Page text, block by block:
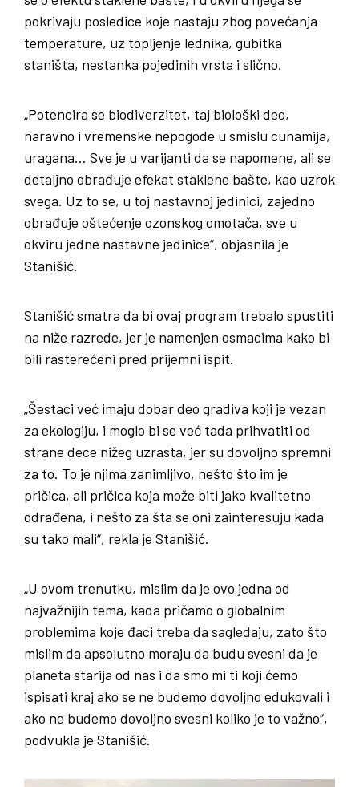
pokrivaju posledice koje nastaju zbog povećanja
temperature, uz topljenje lednika, gubitka
staništa, nestanka pojedinih vrsta i slično.
„Potencira se biodiverzitet, taj biološki deo,
naravno i vremenske nepogode u smislu cunamija,
uragana… Sve je u varijanti da se napomene, ali se
detaljno obrađuje efekat staklene bašte, kao uzrok
svega. Uz to se, u toj nastavnoj jedinici, zajedno
obrađuje oštećenje ozonskog omotača, sve u
okviru jedne nastavne jedinice“, objasnila je
Stanišić.
Stanišić smatra da bi ovaj program trebalo spustiti
na niže razrede, jer je namenjen osmacima kako bi
bili rasterećeni pred prijemni ispit.
„Šestaci već imaju dobar deo gradiva koji je vezan
za ekologiju, i moglo bi se već tada prihvatiti od
strane dece nižeg uzrasta, jer su dovoljno spremni
za to. To je njima zanimljivo, nešto što im je
pričica, ali pričica koja može biti jako kvalitetno
odrađena, i nešto za šta se oni zainteresuju kada
su tako mali“, rekla je Stanišić.
„U ovom trenutku, mislim da je ovo jedna od
najvažnijih tema, kada pričamo o globalnim
problemima koje đaci treba da sagledaju, zato što
mislim da apsolutno moraju da budu svesni da je
planeta starija od nas i da smo mi ti koji ćemo
ispisati kraj ako se ne budemo dovoljno edukovali i
ako ne budemo dovoljno svesni koliko je to važno“,
podvukla je Stanišić.